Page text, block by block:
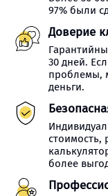
97% были
Доверие
30 дней.
проблемы,
деньги.
стоимость,
более